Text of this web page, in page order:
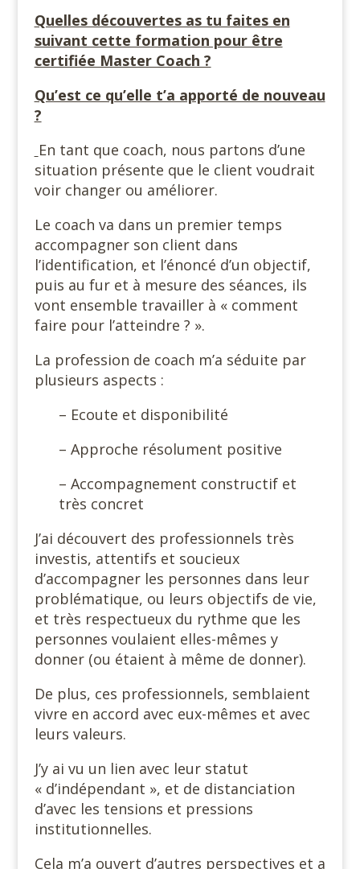
Quelles découvertes as tu faites en
suivant cette formation pour être
certifiée Master Coach ?
Qu’est ce qu’elle t’a apporté de nouveau
?
En tant que coach, nous partons d’une
situation présente que le client voudrait
voir changer ou améliorer.
Le coach va dans un premier temps
accompagner son client dans
l’identification, et l’énoncé d’un objectif,
puis au fur et à mesure des séances, ils
vont ensemble travailler à « comment
faire pour l’atteindre ? ».
La profession de coach m’a séduite par
plusieurs aspects :
– Ecoute et disponibilité
– Approche résolument positive
– Accompagnement constructif et
très concret
J’ai découvert des professionnels très
investis, attentifs et soucieux
d’accompagner les personnes dans leur
problématique, ou leurs objectifs de vie,
et très respectueux du rythme que les
personnes voulaient elles-mêmes y
donner (ou étaient à même de donner).
De plus, ces professionnels, semblaient
vivre en accord avec eux-mêmes et avec
leurs valeurs.
J’y ai vu un lien avec leur statut
« d’indépendant », et de distanciation
d’avec les tensions et pressions
institutionnelles.
Cela m’a ouvert d’autres perspectives et a